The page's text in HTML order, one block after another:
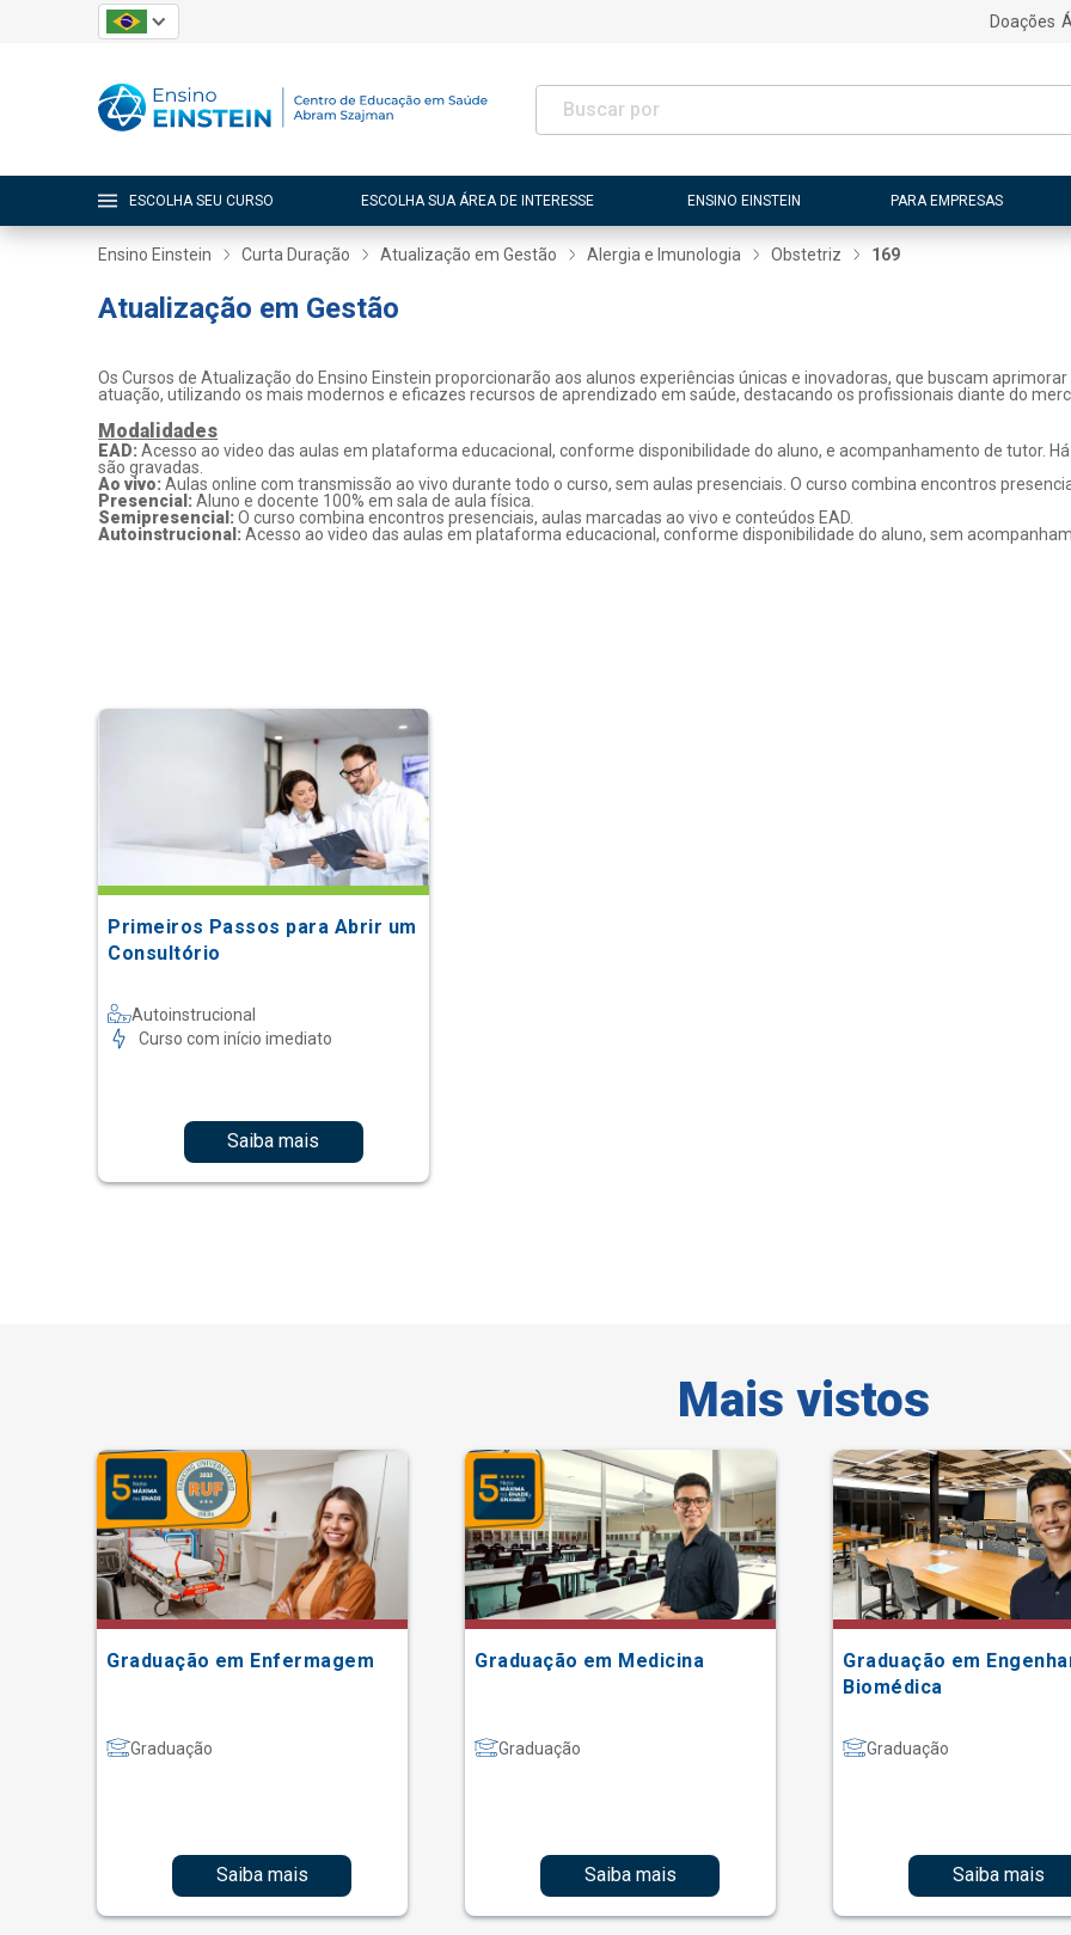
Doações
ESCOLHA SEU CURSO ESCOLHA SUA ÁREA DE INTERESSE ENSINO EINSTEIN PARA EMPRESAS
Ensino Einstein Curta Duração Atualização em Gestão Alergia e Imunologia Obstetriz 169
Atualização em Gestão
Os Cursos de Atualização do Ensino Einstein proporcionarão aos alunos experiências únicas e inovadoras, que buscam
atuação, utilizando os mais modernos e eficazes recursos de aprendizado em saúde, destacando os profissionais diante do
Modalidades
EAD:Acesso ao video das aulas em plataforma educacional, conforme disponibilidade do aluno, e acompanhamento de tutor.
são gravadas.
Ao vivo: Aulas online com transmissão ao vivo durante todo o curso, sem aulas presenciais. O curso combina encontros
Presencial:Aluno e docente 100% em sala de aula física.
Semipresencial:O curso combina encontros presenciais, aulas marcadas ao vivo e conteúdos EAD.
Autoinstrucional:Acesso ao video das aulas em plataforma educacional, conforme disponibilidade do aluno, sem
Primeiros Passos para Abrir um
Consultório
Autoinstrucional
Curso com início imediato
Saiba mais
Mais vistos
Graduação em Enfermagem
Graduação
Saiba mais
Graduação em Medicina
Graduação
Saiba mais
Graduação em
Biomédica
Graduação
Saiba mais